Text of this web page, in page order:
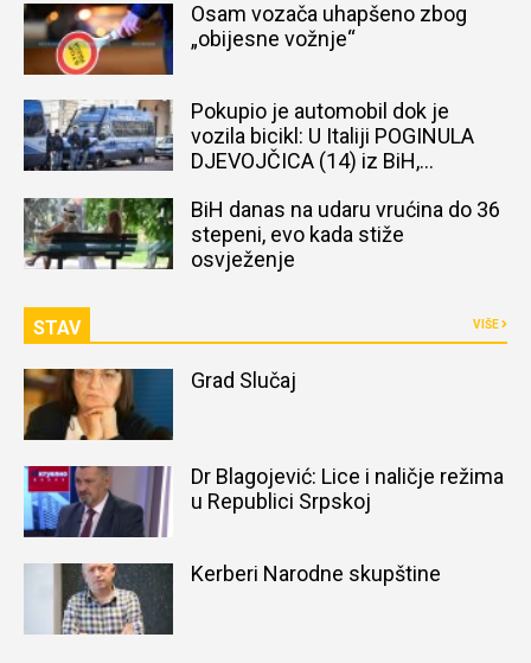
Osam vozača uhapšeno zbog
„obijesne vožnje“
Pokupio je automobil dok je
vozila bicikl: U Italiji POGINULA
DJEVOJČICA (14) iz BiH,
BiH danas na udaru vrućina do 36
stepeni, evo kada stiže
osvježenje
STAV VIŠE
Grad Slučaj
Dr Blagojević: Lice i naličje režima
u Republici Srpskoj
Kerberi Narodne skupštine